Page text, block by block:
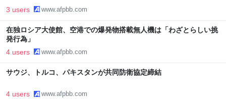
3 users www.afpbb.com
在独ロシア大使館、空港での爆発物搭載無人機は「わざとらしい挑
発行為」
4 users www.afpbb.com
サウジ、トルコ、パキスタンが共同防衛協定締結
4 users www.afpbb.com